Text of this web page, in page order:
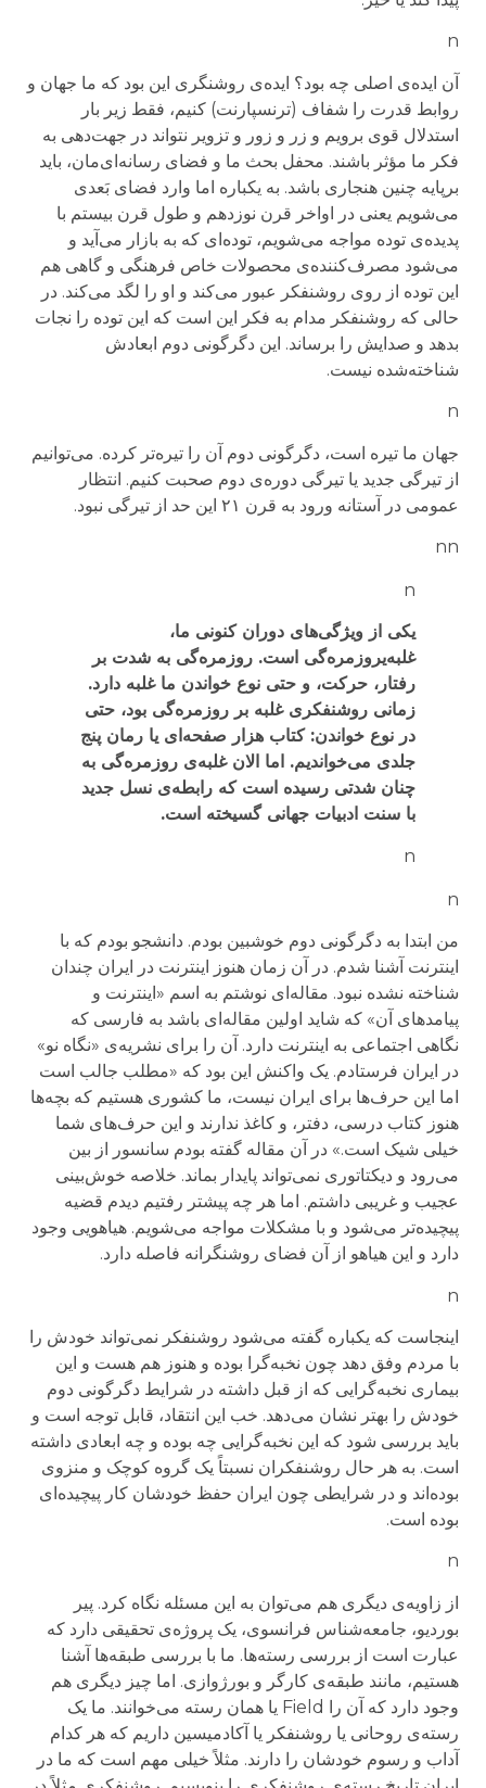
n
آن ایده‌ی اصلی چه بود؟ ایده‌ی روشنگری این بود که ما جهان و
روابط قدرت را شفاف (ترنسپارنت) کنیم، فقط زیر بار
استدلال قوی برویم و زر و زور و تزویر نتواند در جهت‌دهی به
فکر ما مؤثر باشند. محفل بحث ما و فضای رسانه‌ای‌مان، باید
برپایه چنین هنجاری باشد. به یکباره اما وارد فضای بَعدی
می‌شویم یعنی در اواخر قرن نوزدهم و طول قرن بیستم با
پدیده‌ی توده مواجه می‌شویم، توده‌ای که به بازار می‌آید و
می‌شود مصرف‌کننده‌ی محصولات خاص فرهنگی و گاهی هم
این توده‌ از روی روشنفکر عبور می‌کند و او را لگد می‌کند. در
حالی که روشنفکر مدام به فکر این است که این توده را نجات
بدهد و صدایش را برساند. این دگرگونی دوم ابعادش
شناخته‌شده نیست.
n
جهان ما تیره است، دگرگونی دوم آن را تیره‌تر کرده. می‌توانیم
از تیرگی جدید یا تیرگی دوره‌ی دوم صحبت کنیم. انتظار
عمومی در آستانه ورود به قرن ۲۱ این حد از تیرگی نبود.
nn
n
یکی از ویژگی‌های دوران کنونی ما،
غلبه‌یروزمره‌گی است. روزمره‌گی به شدت بر
رفتار، حرکت، و حتی نوع خواندن ما غلبه دارد.
زمانی روشنفکری غلبه بر روزمره‌گی بود، حتی
در نوع خواندن: کتاب هزار صفحه‌ای یا رمان پنج
جلدی می‌خواندیم. اما الان غلبه‌ی روزمره‌گی به
چنان شدتی رسیده است که رابطه‌ی نسل جدید
با سنت ادبیات جهانی گسیخته است.
n
n
من ابتدا به دگرگونی دوم خوشبین بودم. دانشجو بودم که با
اینترنت آشنا شدم. در آن زمان هنوز اینترنت در ایران چندان
شناخته نشده نبود. مقاله‌ای نوشتم به اسم «اینترنت و
پیامدهای آن» که شاید اولین مقاله‌ای باشد به فارسی که
نگاهی اجتماعی به اینترنت دارد. آن را برای نشریه‌ی «نگاه نو»
در ایران فرستادم. یک واکنش این بود که «مطلب جالب است
اما این حرف‌ها برای ایران نیست، ما کشوری هستیم که بچه‌ها
هنوز کتاب درسی، دفتر، و کاغذ ندارند و این حرف‌های شما
خیلی شیک است.» در آن مقاله گفته بودم سانسور از بین
می‌رود و دیکتاتوری نمی‌تواند پایدار بماند. خلاصه خوش‌بینی
عجیب و غریبی داشتم. اما هر چه پیشتر رفتیم دیدم قضیه
پیچیده‌تر می‌شود و با مشکلات مواجه می‌شویم. هیاهویی وجود
دارد و این هیاهو از آن فضای روشنگرانه فاصله دارد.
n
اینجاست که یکباره گفته می‌شود روشنفکر نمی‌تواند خودش را
با مردم وفق دهد چون نخبه‌گرا بوده‌ و هنوز هم هست و این
بیماری نخبه‌گرایی که از قبل داشته در شرایط دگرگونی دوم
خودش را بهتر نشان می‌دهد. خب این انتقاد، قابل توجه است و
باید بررسی شود که این نخبه‌گرایی چه بوده و چه ابعادی داشته
است. به هر حال روشنفکران نسبتاً یک گروه کوچک و منزوی
بوده‌اند و در شرایطی چون ایران حفظ خودشان کار پیچیده‌ای
بوده است.
n
از زاویه‌ی دیگری هم می‌توان به این مسئله نگاه کرد. پیر
بوردیو، جامعه‌شناس فرانسوی، یک پروژه‌ی تحقیقی دارد که
عبارت است از بررسی رسته‌ها. ما با بررسی طبقه‌ها آشنا
هستیم، مانند طبقه‌ی کارگر و بورژوازی. اما چیز دیگری هم
وجود دارد که آن را Field یا همان رسته می‌خوانند. ما یک
رسته‌ی روحانی یا روشنفکر یا آکادمیسین داریم که هر کدام
آداب و رسوم خودشان را دارند. مثلاً خیلی مهم است که ما در